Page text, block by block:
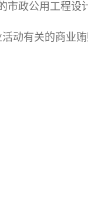
的市政公用工
动有关的商业